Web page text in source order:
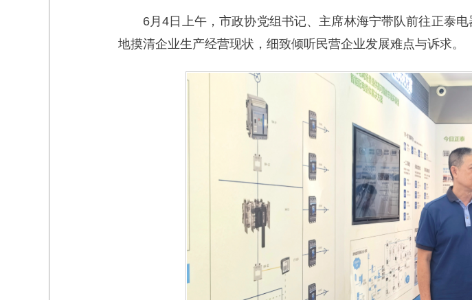
6月4日上午，市政协党组书记、主席林海宁带队前往正泰
地摸清企业生产经营现状，细致倾听民营企业发展难点与诉求。